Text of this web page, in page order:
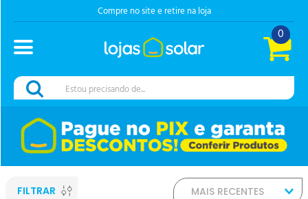
Compre no site e retire na loja
0
Estou precisando de...
FILTRAR MAIS RECENTES